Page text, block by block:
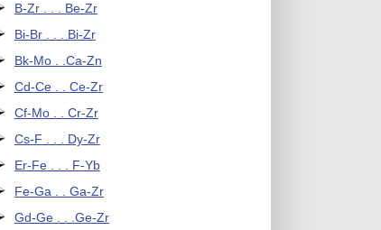
B-Zr . . . Be-Zr
Bi-Br . . . Bi-Zr
Bk-Mo . .Ca-Zn
Cd-Ce . . Ce-Zr
Cf-Mo . . Cr-Zr
Cs-F . . . Dy-Zr
Er-Fe . . . F-Yb
Fe-Ga . . Ga-Zr
Gd-Ge . . .Ge-Zr